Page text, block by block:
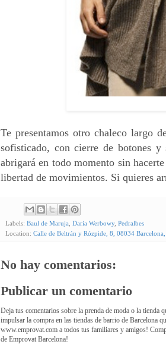
Te presentamos otro chaleco largo
sofisticado, con cierre de botones
abrigará en todo momento sin
libertad de movimientos. Si quieres
Labels: Baul de Maruja Daria Werbowy, Pedralbes
Location: Calle de Beltrán y Rózpide, 8, 08034 Barcelona,
No hay comentarios:
Publicar un comentario
Deja tus comentarios sobre la prenda de moda o la tienda
impulsar la compra en las tiendas de barrio de Barcelona
www.emprovat.com a todos tus familiares y amigos!
de Emprovat Barcelona!